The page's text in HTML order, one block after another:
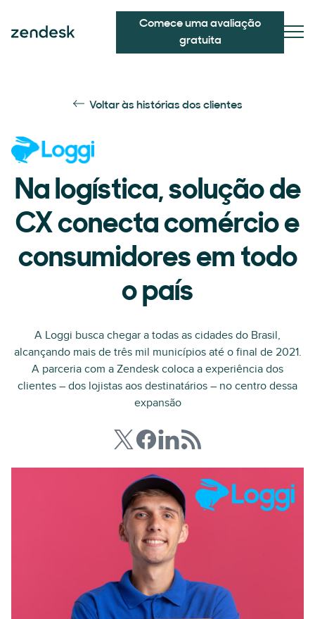
Comece uma avaliação
gratuita
Voltar às histórias dos clientes
Na logística, solução de
CX conecta comércio e
consumidores em todo
o país
A Loggi busca chegar a todas as cidades do Brasil,
alcançando mais de três mil municípios até o final de 2021.
A parceria com a Zendesk coloca a experiência dos
clientes – dos lojistas aos destinatários – no centro dessa
expansão